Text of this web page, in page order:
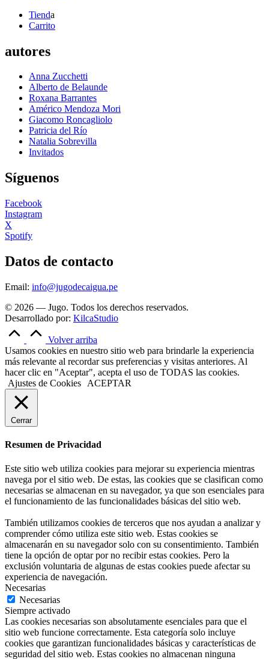
Tienda
Carrito
autores
Anna Zucchetti
Alberto de Belaunde
Roxana Barrantes
Américo Mendoza Mori
Giacomo Roncagliolo
Patricia del Río
Natalia Sobrevilla
Invitados
Síguenos
Facebook
Instagram
X
Spotify
Datos de contacto
Email: info@jugodecaigua.pe
© 2026 — Jugo. Todos los derechos reservados.
Desarrollado por: KilcaStudio
Volver arriba
Usamos cookies en nuestro sitio web para brindarle la experiencia
más relevante al recordar sus preferencias y visitas anteriores. Al
hacer clic en "Aceptar", acepta el uso de TODAS las cookies.
Ajustes de Cookies
ACEPTAR
Cerrar
Resumen de Privacidad
Este sitio web utiliza cookies para mejorar su experiencia mientras
navega por el sitio web. De estas, las cookies que se clasifican como
necesarias se almacenan en su navegador, ya que son esenciales para
el funcionamiento de las funcionalidades básicas del sitio web.
También utilizamos cookies de terceros que nos ayudan a analizar y
comprender cómo utiliza este sitio web. Estas cookies se
almacenarán en su navegador solo con su consentimiento. También
tiene la opción de optar por no recibir estas cookies. Pero la
exclusión voluntaria de algunas de estas cookies puede afectar su
experiencia de navegación.
Necesarias
Necesarias
Siempre activado
Las cookies necesarias son absolutamente esenciales para que el
sitio web funcione correctamente. Esta categoría solo incluye
cookies que garantizan funcionalidades básicas y características de
seguridad del sitio web. Estas cookies no almacenan ninguna